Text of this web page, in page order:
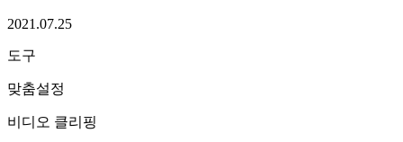
2021.07.25
도구
맞춤설정
비디오 클리핑